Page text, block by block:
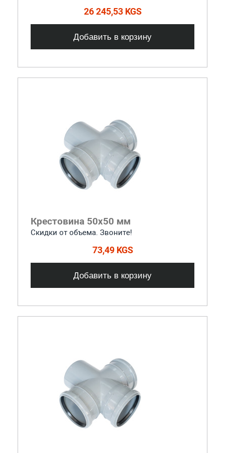
26 245,53 KGS
Добавить в корзину
Крестовина 50x50 мм
Скидки от объема. Звоните!
73,49 KGS
Добавить в корзину